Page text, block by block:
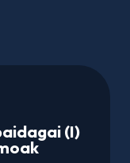
(I)